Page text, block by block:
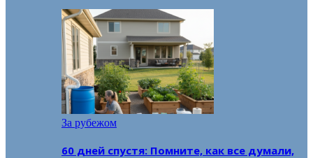
За рубежом
60 дней спустя: Помните, как все думали,